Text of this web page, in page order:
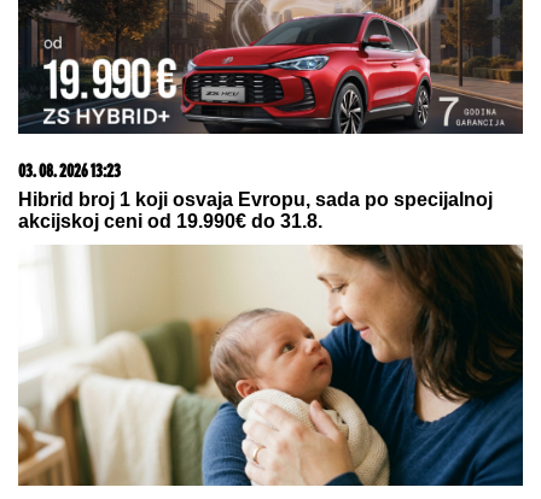
DRAMA U ČAČKU
povređen muškarac
(FOTO) NALAZI SE DALEKO OD
BEOGRADAPrva objava Jelene
Radanović nakon što joj je Ana
Nikolić pretila zbog Raleta - poslala
joj jezive poruke